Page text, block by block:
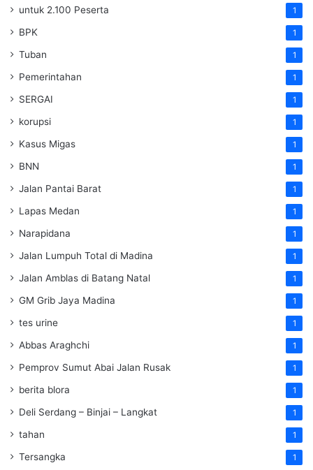
untuk 2.100 Peserta 1
BPK 1
Tuban 1
Pemerintahan 1
SERGAI 1
korupsi 1
Kasus Migas 1
BNN 1
Jalan Pantai Barat 1
Lapas Medan 1
Narapidana 1
Jalan Lumpuh Total di Madina 1
Jalan Amblas di Batang Natal 1
GM Grib Jaya Madina 1
tes urine 1
Abbas Araghchi 1
Pemprov Sumut Abai Jalan Rusak 1
berita blora 1
Deli Serdang – Binjai – Langkat 1
tahan 1
Tersangka 1